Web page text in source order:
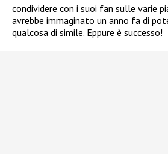
condividere con i suoi fan sulle varie
avrebbe immaginato un anno fa di
qualcosa di simile. Eppure è successo!